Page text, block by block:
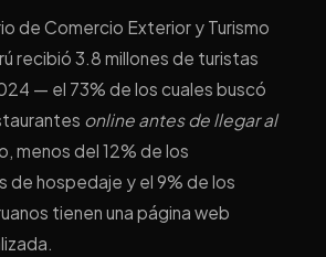
de Comercio Exterior y Turismo
recibió 3.8 millones de turistas
— el 73% de los cuales buscó
online antes de llegar al
menos del 12% de los
de hospedaje y el 9% de los
tienen una página web